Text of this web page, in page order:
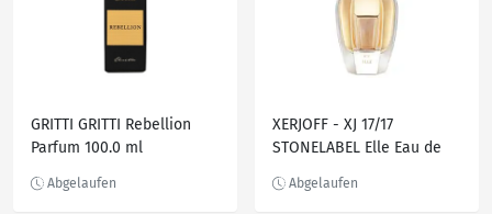
GRITTI GRITTI Rebellion
Parfum 100.0 ml
XERJOFF - XJ 17/17
STONELABEL Elle Eau de